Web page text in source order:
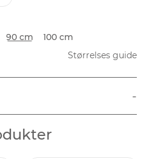
90 cm
100 cm
Størrelses guide
-